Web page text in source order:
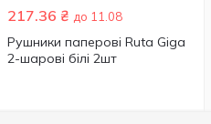
217.36 ₴ до 11.08
Рушники паперові Ruta Giga
2-шарові білі 2шт